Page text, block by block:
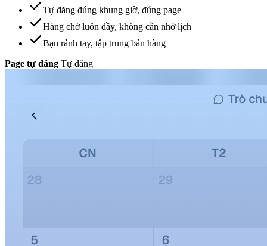
Tự đăng đúng khung giờ, đúng page
Hàng chờ luôn đầy, không cần nhớ lịch
Bạn rảnh tay, tập trung bán hàng
Page tự đăng Tự đăng